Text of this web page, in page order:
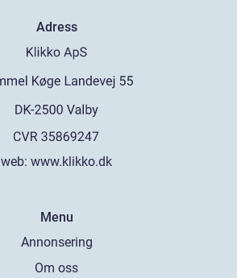
Adress
web: www.klikko.dk
Menu
Annonsering
Om oss